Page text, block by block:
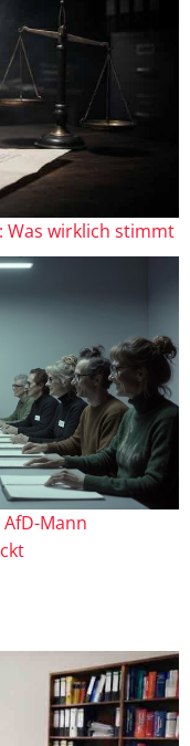
Was wirklich stimmt
Mann